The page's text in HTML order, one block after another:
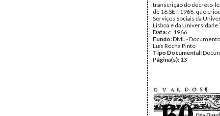
transcrição do decreto-
de 16.SET.1966, que
Serviços Sociais da
Lisboa e da Universidade
Data: c. 1966
Fundo:DML -
Luís Rocha Pinto
Tipo Documental:
Página(s): 13